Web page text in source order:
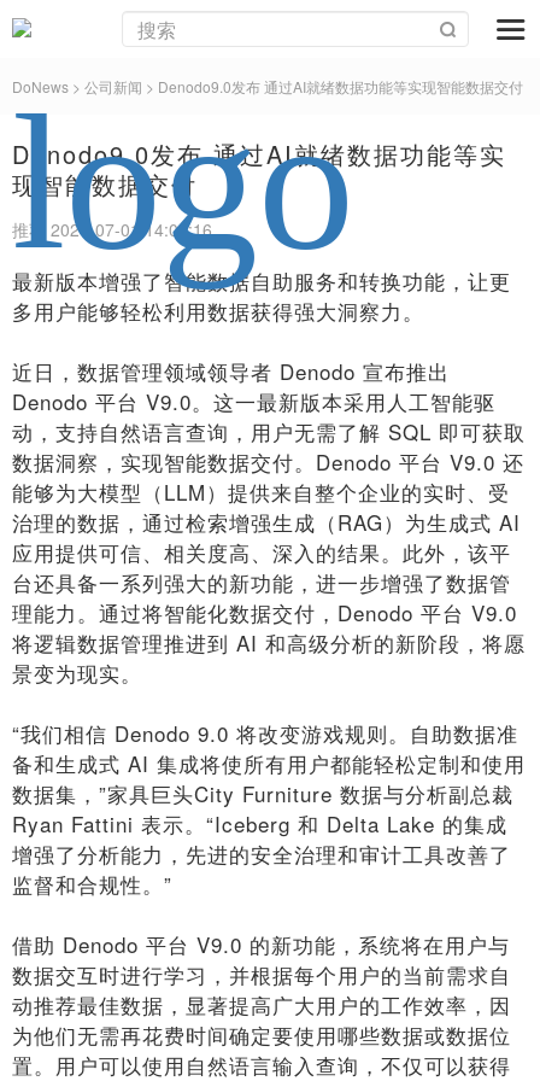
DoNews > 公司新闻 > Denodo9.0发布 通过AI就绪数据功能等实现智能数据交付
Denodo9.0发布 通过AI就绪数据功能等实
现智能数据交付
推荐 2024-07-01 14:08:16
最新版本增强了智能数据自助服务和转换功能，让更
多用户能够轻松利用数据获得强大洞察力。
近日，数据管理领域领导者 Denodo 宣布推出
Denodo 平台 V9.0。这一最新版本采用人工智能驱
动，支持自然语言查询，用户无需了解 SQL 即可获取
数据洞察，实现智能数据交付。Denodo 平台 V9.0 还
能够为大模型（LLM）提供来自整个企业的实时、受
治理的数据，通过检索增强生成（RAG）为生成式 AI
应用提供可信、相关度高、深入的结果。此外，该平
台还具备一系列强大的新功能，进一步增强了数据管
理能力。通过将智能化数据交付，Denodo 平台 V9.0
将逻辑数据管理推进到 AI 和高级分析的新阶段，将愿
景变为现实。
“我们相信 Denodo 9.0 将改变游戏规则。自助数据准
备和生成式 AI 集成将使所有用户都能轻松定制和使用
数据集，”家具巨头City Furniture 数据与分析副总裁
Ryan Fattini 表示。“Iceberg 和 Delta Lake 的集成
增强了分析能力，先进的安全治理和审计工具改善了
监督和合规性。”
借助 Denodo 平台 V9.0 的新功能，系统将在用户与
数据交互时进行学习，并根据每个用户的当前需求自
动推荐最佳数据，显著提高广大用户的工作效率，因
为他们无需再花费时间确定要使用哪些数据或数据位
置。用户可以使用自然语言输入查询，不仅可以获得